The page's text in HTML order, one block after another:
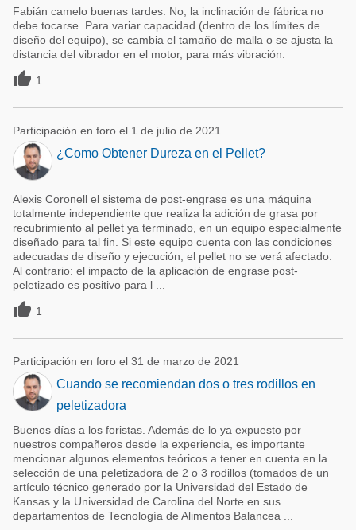
Fabián camelo buenas tardes. No, la inclinación de fábrica no
debe tocarse. Para variar capacidad (dentro de los límites de
diseño del equipo), se cambia el tamaño de malla o se ajusta la
distancia del vibrador en el motor, para más vibración.
 1
Participación en foro el 1 de julio de 2021
¿Como Obtener Dureza en el Pellet?
Alexis Coronell el sistema de post-engrase es una máquina
totalmente independiente que realiza la adición de grasa por
recubrimiento al pellet ya terminado, en un equipo especialmente
diseñado para tal fin. Si este equipo cuenta con las condiciones
adecuadas de diseño y ejecución, el pellet no se verá afectado.
Al contrario: el impacto de la aplicación de engrase post-
peletizado es positivo para l ...
 1
Participación en foro el 31 de marzo de 2021
Cuando se recomiendan dos o tres rodillos en
peletizadora
Buenos días a los foristas. Además de lo ya expuesto por
nuestros compañeros desde la experiencia, es importante
mencionar algunos elementos teóricos a tener en cuenta en la
selección de una peletizadora de 2 o 3 rodillos (tomados de un
artículo técnico generado por la Universidad del Estado de
Kansas y la Universidad de Carolina del Norte en sus
departamentos de Tecnología de Alimentos Balancea ...